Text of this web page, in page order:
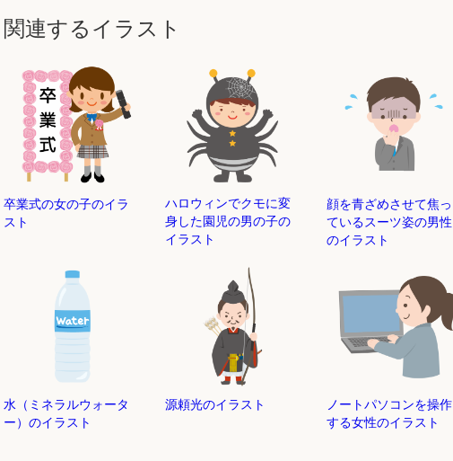
関連するイラスト
卒業式の女の子のイラ
スト
ハロウィンでクモに変
身した園児の男の子の
イラスト
顔を青ざめさせて焦っ
ているスーツ姿の男性
のイラスト
水（ミネラルウォータ
ー）のイラスト
源頼光のイラスト
ノートパソコンを操作
する女性のイラスト